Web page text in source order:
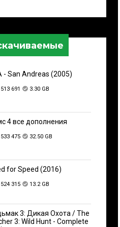
- San Andreas (2005)
691 3.30 GB
4 все дополнения
475 32.50 GB
for Speed (2016)
315 13.2 GB
3: Дикая Охота / The
3: Wild Hunt - Complete